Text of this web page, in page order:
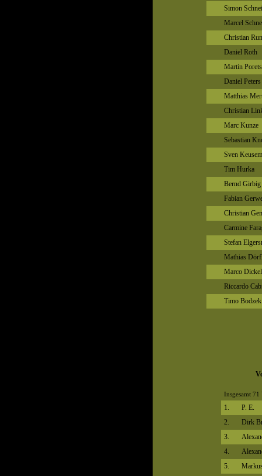
Simon
Marcel
Christian
Daniel Roth
Martin
Daniel Peters
Matthias
Christian
Marc Kunze
Sebastian
Sven
Tim Hurka
Bernd Girbig
Fabian
Christian
Carmine
Stefan
Mathias
Marco Dickel
Riccardo
Timo Bodzek
Insgesamt
1.
P. E.
2.
Dirk
3.
4.
5.